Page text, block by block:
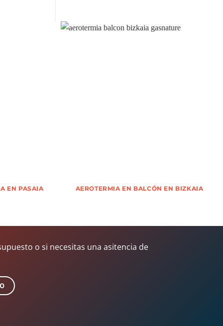
EN PASAIA AEROTERMIA EN BALCÓN EN BIZKAIA
o si necesitas una asitencia de